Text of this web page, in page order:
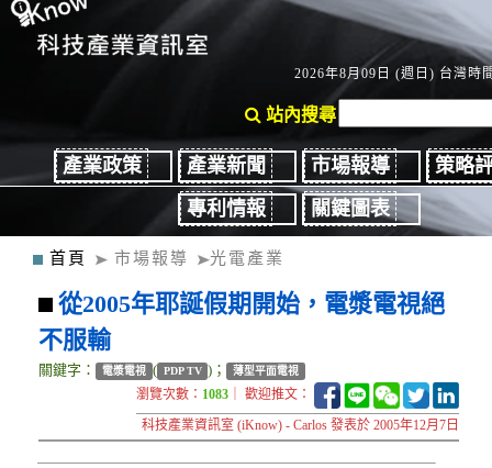
2026年8月09日 (週日) 台灣時
站內搜尋
產業政策 產業新聞 市場報導
策略
專利情報
關鍵圖表
首頁 市場報導 光電產業
從2005年耶誕假期開始，電漿電視絕
不服輸
關鍵字： 電漿電視 ( PDP TV )； 薄型平面電視
瀏覽次數： 1083 ｜ 歡迎推文：
科技產業資訊室 (iKnow) - Carlos 發表於 2005年12月7日